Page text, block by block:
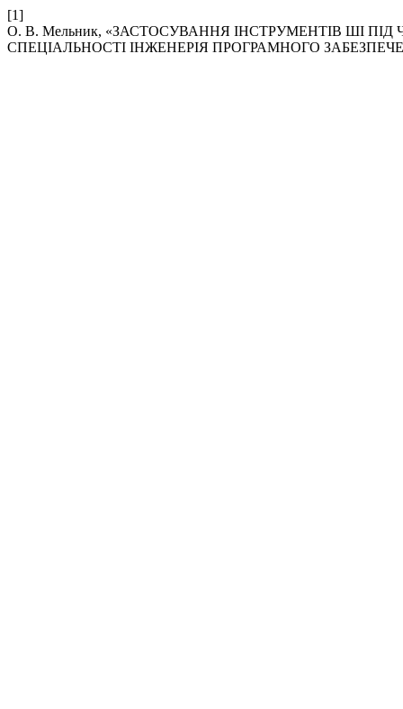
[1]
О. В. Мельник, «ЗАСТОСУВАННЯ ІНСТРУМЕНТІВ ШІ
СПЕЦІАЛЬНОСТІ ІНЖЕНЕРІЯ ПРОГРАМНОГО